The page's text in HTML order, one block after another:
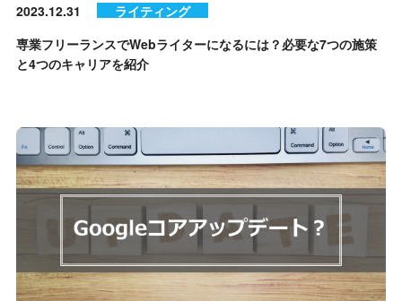
2023.12.31
ライティング
専業フリーランスでWebライターになるには？必要な7つの施策
と4つのキャリアを紹介